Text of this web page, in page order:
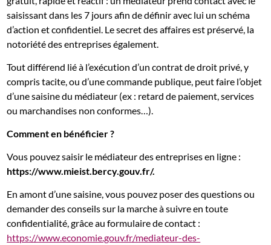
saisissant dans les 7 jours afin de définir avec lui un schéma
d’action et confidentiel. Le secret des affaires est préservé, la
notoriété des entreprises également.
Tout différend lié à l’exécution d’un contrat de droit privé, y
compris tacite, ou d’une commande publique, peut faire l’objet
d’une saisine du médiateur (ex : retard de paiement, services
ou marchandises non conformes…).
Comment en bénéficier ?
Vous pouvez saisir le médiateur des entreprises en ligne :
https://www.mieist.bercy.gouv.fr/.
En amont d’une saisine, vous pouvez poser des questions ou
demander des conseils sur la marche à suivre en toute
confidentialité, grâce au formulaire de contact :
https://www.economie.gouv.fr/mediateur-des-